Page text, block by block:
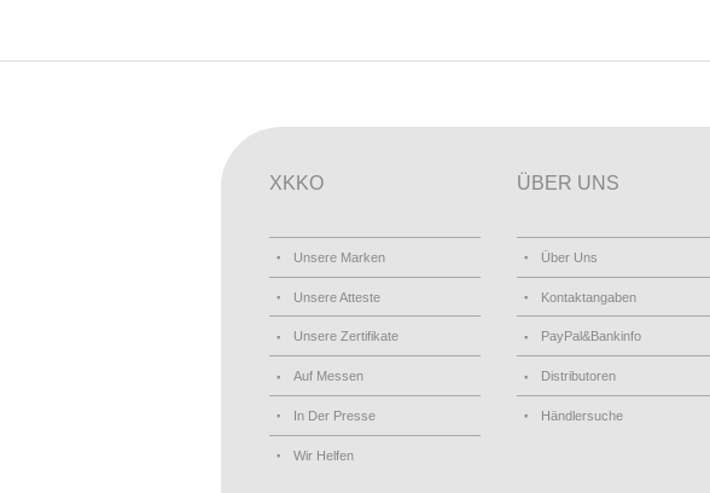
XKKO
Unsere Marken
Unsere Atteste
Unsere Zertifikate
Auf Messen
In Der Presse
Wir Helfen
ÜBER UNS
Über Uns
Kontaktangaben
PayPal&Bankinfo
Distributoren
Händlersuche